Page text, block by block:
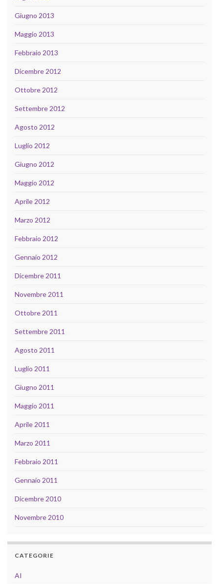
Giugno 2013
Maggio 2013
Febbraio 2013
Dicembre 2012
Ottobre 2012
Settembre 2012
Agosto 2012
Luglio 2012
Giugno 2012
Maggio 2012
Aprile 2012
Marzo 2012
Febbraio 2012
Gennaio 2012
Dicembre 2011
Novembre 2011
Ottobre 2011
Settembre 2011
Agosto 2011
Luglio 2011
Giugno 2011
Maggio 2011
Aprile 2011
Marzo 2011
Febbraio 2011
Gennaio 2011
Dicembre 2010
Novembre 2010
CATEGORIE
AI